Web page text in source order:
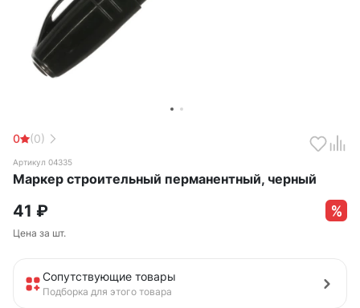
0 (0)
Артикул 04335
Маркер строительный перманентный, черный
41 ₽
Цена за шт.
Сопутствующие товары
Подборка для этого товара